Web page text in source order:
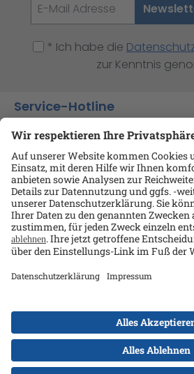
* Ich habe die
zur Kenntnis
Service-Hotline
Shop-Service
Informationen
Ansprechpartner
Alle Preise exkl. gesetzl.
Versandkostenund ggf.